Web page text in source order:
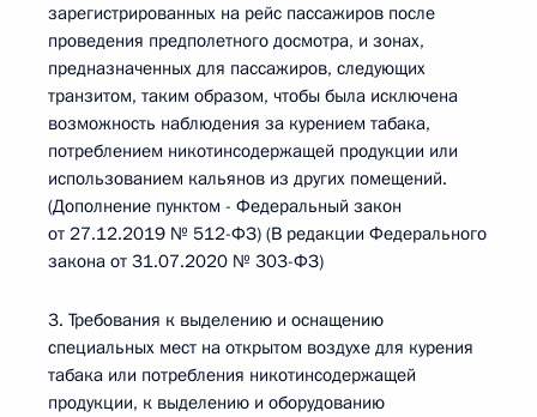
зарегистрированных на рейс пассажиров после
проведения предполетного досмотра, и зонах,
предназначенных для пассажиров, следующих
транзитом, таким образом, чтобы была исключена
возможность наблюдения за курением табака,
потреблением никотинсодержащей продукции или
использованием кальянов из других помещений.
(Дополнение пунктом - Федеральный закон
от 27.12.2019 № 512-ФЗ) (В редакции Федерального
закона от 31.07.2020 № 303-ФЗ)
3. Требования к выделению и оснащению
специальных мест на открытом воздухе для курения
табака или потребления никотинсодержащей
продукции, к выделению и оборудованию